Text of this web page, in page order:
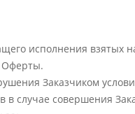
исполнения взятых
Оферты.
Заказчиком
в случае совершения